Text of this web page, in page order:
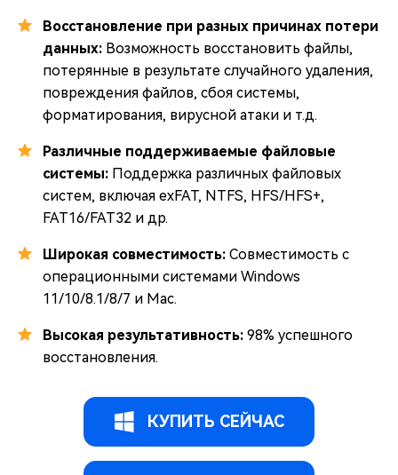
Восстановление при разных причинах потери
данных: Возможность восстановить файлы,
потерянные в результате случайного удаления,
повреждения файлов, сбоя системы,
форматирования, вирусной атаки и т.д.
Различные поддерживаемые файловые
системы: Поддержка различных файловых
систем, включая exFAT, NTFS, HFS/HFS+,
FAT16/FAT32 и др.
Широкая совместимость: Совместимость с
операционными системами Windows
11/10/8.1/8/7 и Mac.
Высокая результативность: 98% успешного
восстановления.
КУПИТЬ СЕЙЧАС